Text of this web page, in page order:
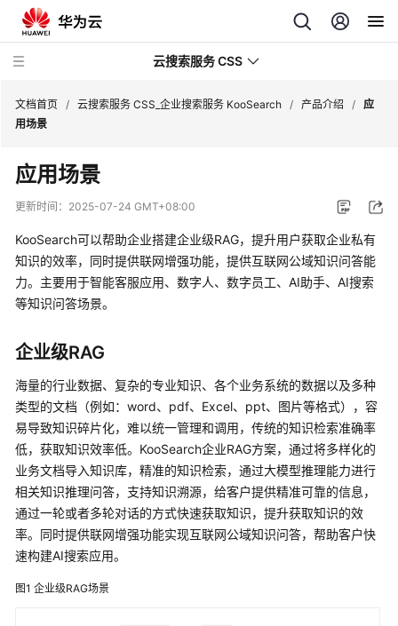
云搜索服务 CSS
产
介
绍
什
是
企
业
搜
索
服
务
产
品
优
势
文档首页 / 云搜索服务 CSS_企业搜索服务 KooSearch / 产品介绍 / 应
用场景
应用场景
更新时间： 2025-07-24 GMT+08:00
KooSearch可以帮助企业搭建企业级RAG，提升用户获取企业私有
知识的效率，同时提供联网增强功能，提供互联网公域知识问答能
力。主要用于智能客服应用、数字人、数字员工、AI助手、AI搜索
等知识问答场景。
企业级RAG
海量的行业数据、复杂的专业知识、各个业务系统的数据以及多种
类型的文档（例如：word、pdf、Excel、ppt、图片等格式），容
易导致知识碎片化，难以统一管理和调用，传统的知识检索准确率
低，获取知识效率低。KooSearch企业RAG方案，通过将多样化的
业务文档导入知识库，精准的知识检索，通过大模型推理能力进行
相关知识推理问答，支持知识溯源，给客户提供精准可靠的信息，
通过一轮或者多轮对话的方式快速获取知识，提升获取知识的效
率。同时提供联网增强功能实现互联网公域知识问答，帮助客户快
速构建AI搜索应用。
图1 企业级RAG场景